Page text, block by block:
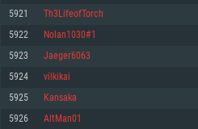
CONFIGURATION
5921 Th3LifeofTorch
5922 Nolan1030#1
5923 Jaeger6063
5924 vilkikai
5925 Kansaka
5926 AltMan01